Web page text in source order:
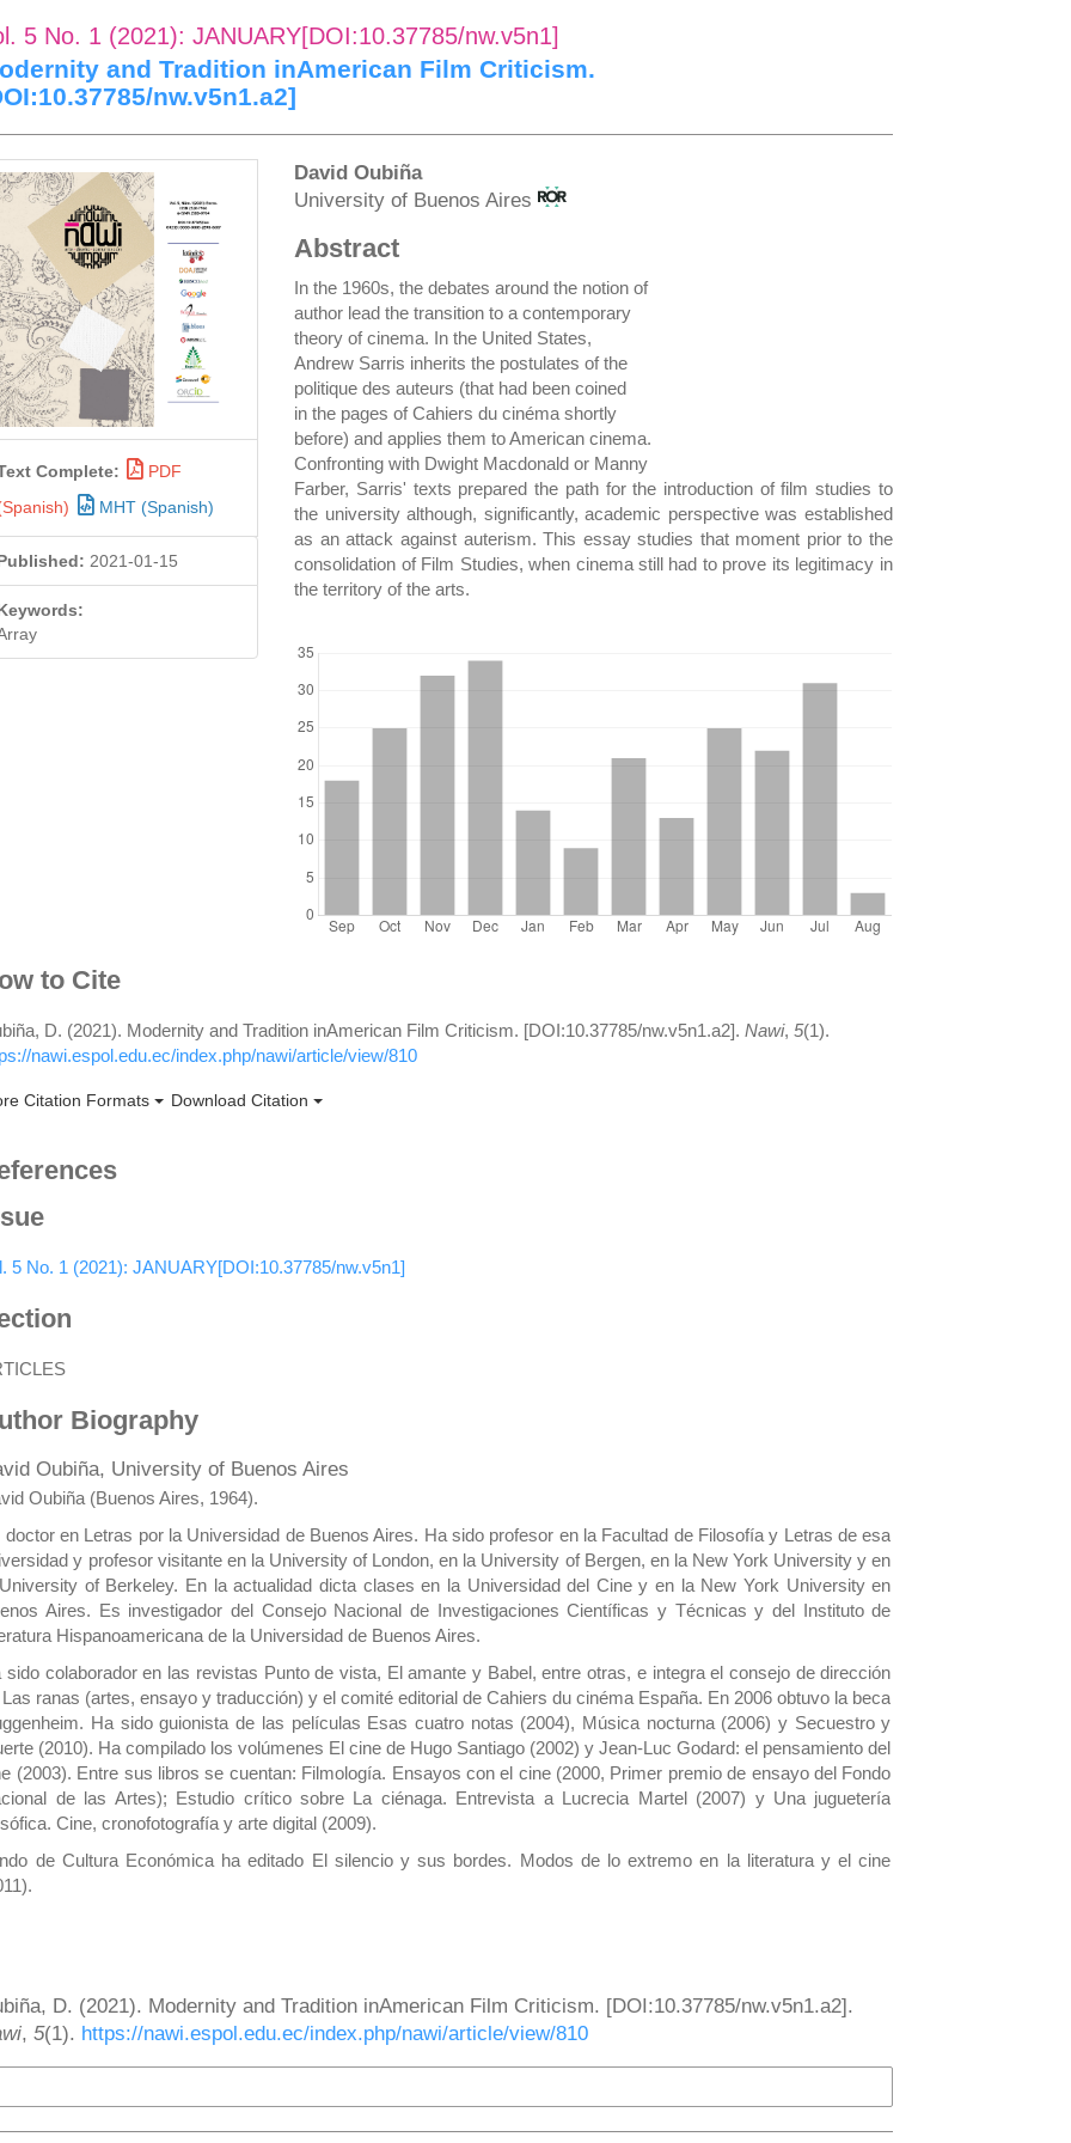
5 No. 1 (2021): JANUARY[DOI:10.37785/nw.v5n1]
and Tradition inAmerican Film Criticism.
nw.v5n1.a2]
Complete:
PDF
MHT (Spanish)
2021-01-15
Main
Article
Content
David Oubiña
University of Buenos Aires
Abstract
In the 1960s, the debates around the notion of
author lead the transition to a contemporary
theory of cinema. In the United States,
Andrew Sarris inherits the postulates of the
politique des auteurs (that had been coined
in the pages of Cahiers du cinéma shortly
before) and applies them to American cinema.
Confronting with Dwight Macdonald or Manny
Farber, Sarris' texts prepared the path for the introduction of film studies to
the university although, significantly, academic perspective was established
as an attack against auterism. This essay studies that moment prior to the
consolidation of Film Studies, when cinema still had to prove its legitimacy in
the territory of the arts.
to Cite
D. (2021). Modernity and Tradition inAmerican Film Criticism. [DOI:10.37785/nw.v5n1.a2].Nawi,5(1).
nawi.espol.edu.ec/index.php/nawi/article/view/810
Citation Formats Download Citation
5 No. 1 (2021): JANUARY[DOI:10.37785/nw.v5n1]
Biography
Oubiña, University of Buenos Aires
Oubiña (Buenos Aires, 1964).
doctor en Letras por la Universidad de Buenos Aires. Ha sido profesor en la Facultad de Filosofía y Letras de esa
y profesor visitante en la University of London, en la University of Bergen, en la New York University y en
of Berkeley. En la actualidad dicta clases en la Universidad del Cine y en la New York University en
Aires. Es investigador del Consejo Nacional de Investigaciones Científicas y Técnicas y del Instituto de
Hispanoamericana de la Universidad de Buenos Aires.
sido colaborador en las revistas Punto de vista, El amante y Babel, entre otras, e integra el consejo de dirección
ranas (artes, ensayo y traducción) y el comité editorial de Cahiers du cinéma España. En 2006 obtuvo la beca
Ha sido guionista de las películas Esas cuatro notas (2004), Música nocturna (2006) y Secuestro y
(2010). Ha compilado los volúmenes El cine de Hugo Santiago (2002) y Jean-Luc Godard: el pensamiento del
(2003). Entre sus libros se cuentan: Filmología. Ensayos con el cine (2000, Primer premio de ensayo del Fondo
de las Artes); Estudio crítico sobre La ciénaga. Entrevista a Lucrecia Martel (2007) y Una juguetería
Cine, cronofotografía y arte digital (2009).
de Cultura Económica ha editado El silencio y sus bordes. Modos de lo extremo en la literatura y el cine
D. (2021). Modernity and Tradition inAmerican Film Criticism. [DOI:10.37785/nw.v5n1.a2].
,5(1). https://nawi.espol.edu.ec/index.php/nawi/article/view/810